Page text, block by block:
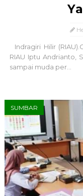
Indragiri Hilir
RIAU Iptu Andrianto,
sampai muda per...
SUMBAR